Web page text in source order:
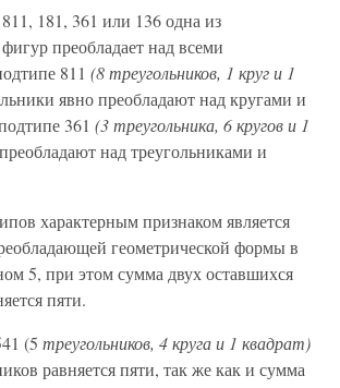
181, 361 или 136 одна из
преобладает над всеми
811 (8 треугольников, 1 круг и 1
явно преобладают над кругами и
361 (3 треугольника, 6 кругов и 1
над треугольниками и
характерным признаком является
геометрической формы в
5, при этом сумма двух оставшихся
пяти.
(5 треугольников, 4 круга и 1 квадрат)
равняется пяти, так же как и сумма